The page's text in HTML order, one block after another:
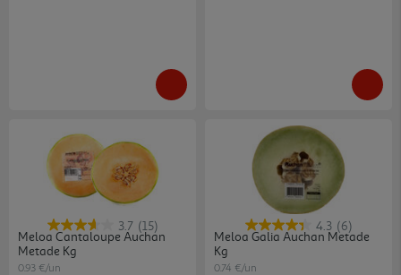
3.7 (15)
Meloa Cantaloupe Auchan
Metade Kg
0.93 €/un
4.3 (6)
Meloa Galia Auchan Metade
Kg
0.74 €/un